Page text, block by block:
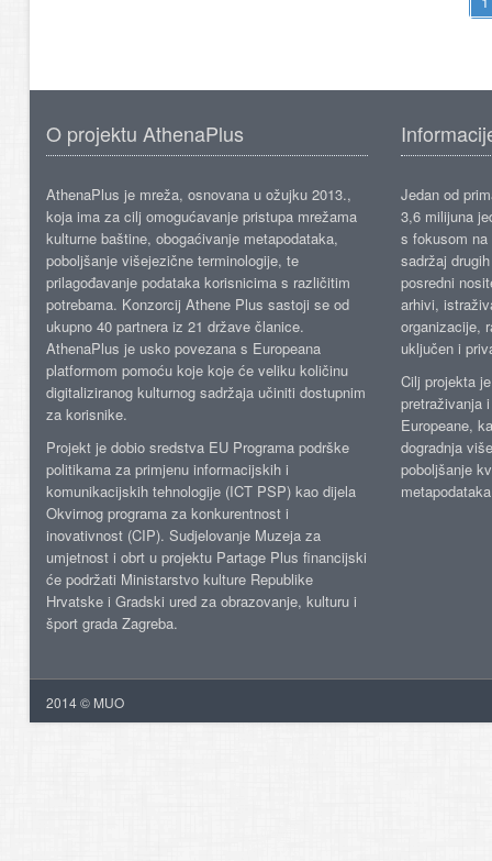
O projektu AthenaPlus
AthenaPlus je mreža, osnovana u ožujku 2013.,
koja ima za cilj omogućavanje pristupa mrežama
kulturne baštine, obogaćivanje metapodataka,
poboljšanje višejezične terminologije, te
prilagođavanje podataka korisnicima s različitim
potrebama. Konzorcij Athene Plus sastoji se od
ukupno 40 partnera iz 21 države članice.
AthenaPlus je usko povezana s Europeana
platformom pomoću koje koje će veliku količinu
digitaliziranog kulturnog sadržaja učiniti dostupnim
za korisnike.
Projekt je dobio sredstva EU Programa podrške
politikama za primjenu informacijskih i
komunikacijskih tehnologije (ICT PSP) kao dijela
Okvirnog programa za konkurentnost i
inovativnost (CIP). Sudjelovanje Muzeja za
umjetnost i obrt u projektu Partage Plus financijski
će podržati Ministarstvo kulture Republike
Hrvatske i Gradski ured za obrazovanje, kulturu i
šport grada Zagreba.
Jedan od
3,6 milijuna
s fokusom
sadržaj
posredni
arhivi,
organizacije,
uključen i
Cilj projekta
pretraživanja
Europeane,
dogradnja
poboljšanje
2014 © MUO